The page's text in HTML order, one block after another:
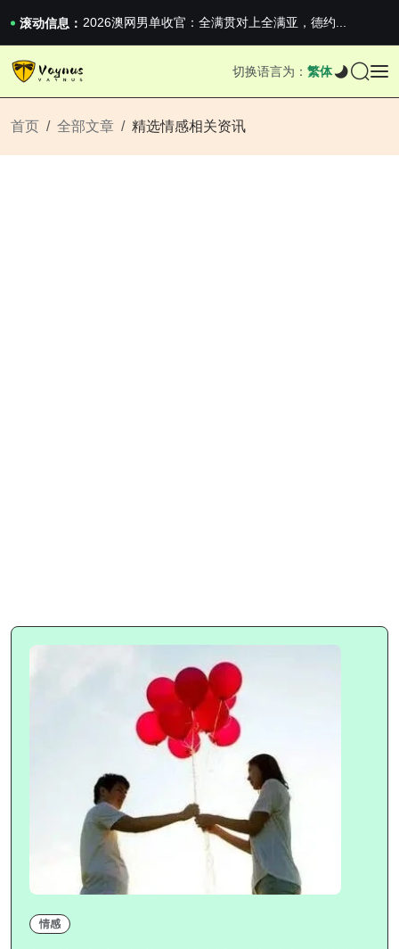
滚动信息： 2026澳网男单收官：全满贯对上全满亚，德约...
《巅峰守卫 Highguard》正式上线，官...
男生找对象最重要的是什么？太真实了
切换语言为： 繁体
首页 全部文章 精选情感相关资讯
情感